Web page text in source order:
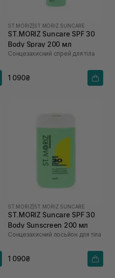
ST.MORIZ ST.MORIZ SUNCARE
ST.MORIZ Suncare SPF 30
Body Spray 200 мл
Сонцезахисний спрей для тіла
1 090₴
ST.MORIZ ST.MORIZ SUNCARE
ST.MORIZ Suncare SPF 30
Body Sunscreen 200 мл
Сонцезахисний лосьйон для тіла
1 090₴